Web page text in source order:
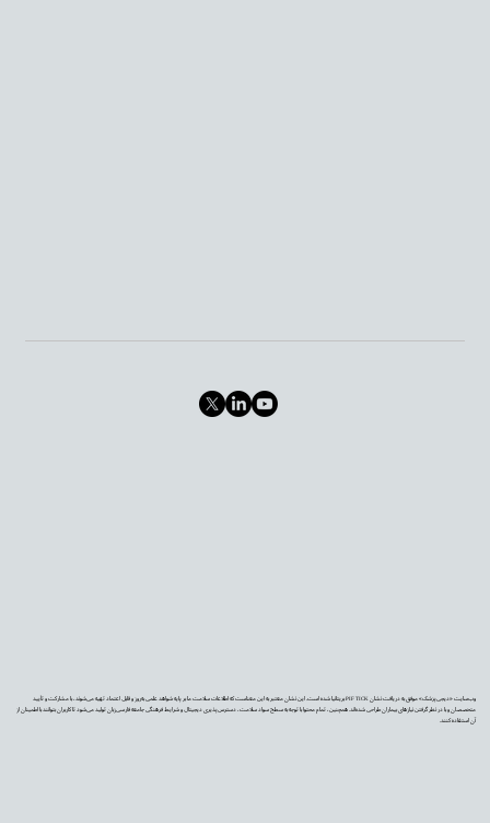
وب‌سایت «دیجی‌پزشک» موفق به دریافت نشان PIF TICK بریتانیا شده است. این نشان معتبر به این معناست که اطلاعات سلامت ما بر پایه شواهد علمی به‌روز و قابل اعتماد تهیه می‌شوند، با مشارکت و تأیید
متخصصان و با در نظر گرفتن نیازهای بیماران طراحی شده‌اند. همچنین، تمام محتوا با توجه به سطح سواد سلامت، دسترس‌پذیری دیجیتال و شرایط فرهنگی جامعه فارسی‌زبان تولید می‌شود تا کاربران بتوانند با اطمینان از
آن استفاده کنند.